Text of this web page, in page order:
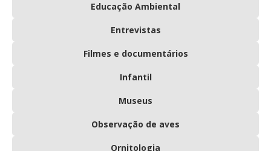
Educação Ambiental
Entrevistas
Filmes e documentários
Infantil
Museus
Observação de aves
Ornitologia